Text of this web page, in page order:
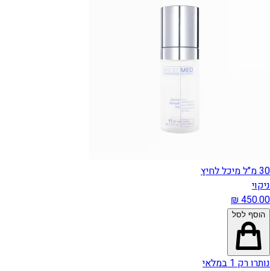
30 מ"ל מיכל לחיץ
ניקוי
הוסף לסל
נותרו רק 1 במלאי